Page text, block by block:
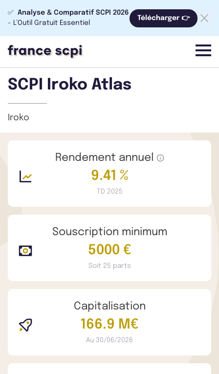
✅ Analyse & Comparatif SCPI 2026
- L’Outil Gratuit Essentiel
Télécharger 👉
menu
SCPI Iroko Atlas
Iroko
Rendement annuel
9.41 %
TD 2025
Souscription minimum
5000 €
Soit 25 parts
Capitalisation
166.9 M€
Au 30/06/2026